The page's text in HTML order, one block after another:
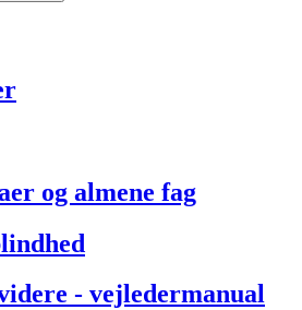
og almene fag
- vejledermanual